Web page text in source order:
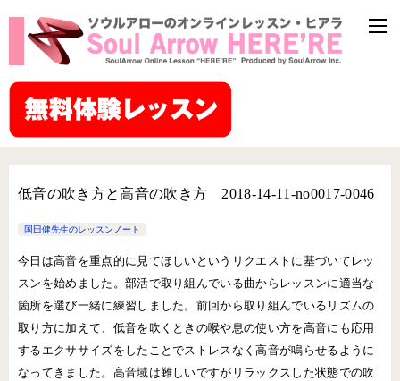
低音の吹き方と高音の吹き方 2018-14-11-no0017-0046
国田健先生のレッスンノート
今日は高音を重点的に見てほしいというリクエストに基づいてレッ
スンを始めました。部活で取り組んでいる曲からレッスンに適当な
箇所を選び一緒に練習しました。前回から取り組んでいるリズムの
取り方に加えて、低音を吹くときの喉や息の使い方を高音にも応用
するエクササイズをしたことでストレスなく高音が鳴らせるように
なってきました。高音域は難しいですがリラックスした状態での吹